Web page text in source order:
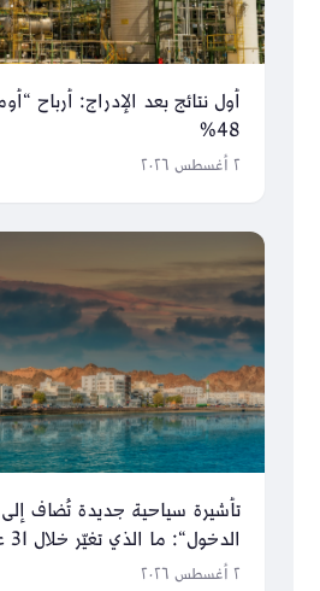
أول نتائج بعد الإدراج: أرباح
48%
٢ أغسطس ٢٠٢٦
تأشيرة سياحية جديدة تُضاف
الدخول“: ما الذي تغيّر خلال 31 عامًا؟
٢ أغسطس ٢٠٢٦